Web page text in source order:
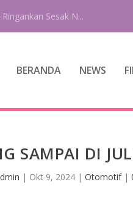
Sesak N...
BERANDA NEWS
SAMPAI DI
| Okt 9, 2024 |Otomotif|